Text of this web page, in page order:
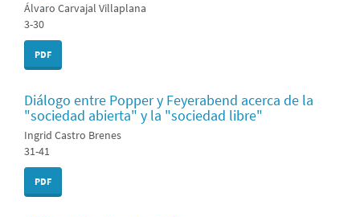
Álvaro Carvajal Villaplana
3-30
PDF
Diálogo entre Popper y Feyerabend acerca de la
"sociedad abierta" y la "sociedad libre"
Ingrid Castro Brenes
31-41
PDF